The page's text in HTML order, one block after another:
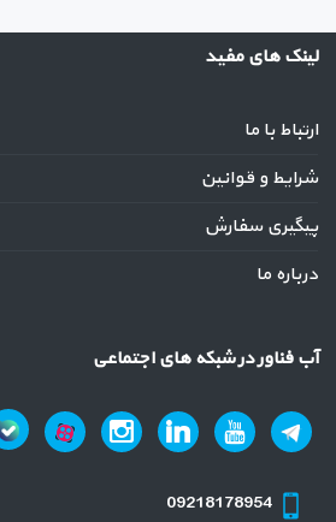
لینک های مفید
ارتباط با ما
شرایط و قوانین
پیگیری سفارش
درباره ما
آب فناور در شبکه های اجتماعی
09218178954